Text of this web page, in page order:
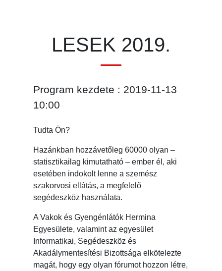
LESEK 2019.
Program kezdete : 2019-11-13
10:00
Tudta Ön?
Hazánkban hozzávetőleg 60000 olyan –
statisztikailag kimutatható – ember él, aki
esetében indokolt lenne a szemész
szakorvosi ellátás, a megfelelő
segédeszköz használata.
A Vakok és Gyengénlátók Hermina
Egyesülete, valamint az egyesület
Informatikai, Segédeszköz és
Akadálymentesítési Bizottsága elkötelezte
magát, hogy egy olyan fórumot hozzon létre,